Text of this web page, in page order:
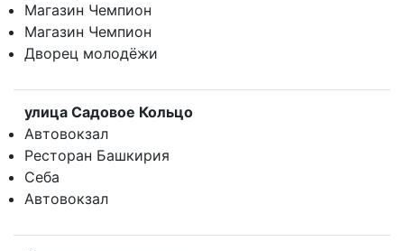
Магазин Чемпион
Магазин Чемпион
Дворец молодёжи
улица Садовое Кольцо
Автовокзал
Ресторан Башкирия
Себа
Автовокзал